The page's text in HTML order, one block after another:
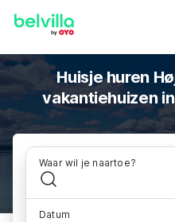
Huisje huren
vakantiehuizen
Waar wil je naartoe?
Datum